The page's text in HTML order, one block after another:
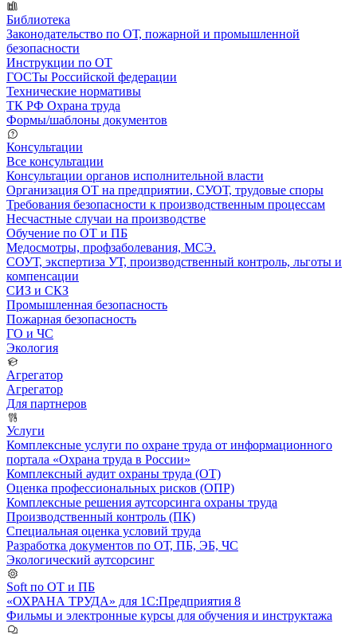
Библиотека
Законодательство по ОТ, пожарной и промышленной
безопасности
Инструкции по ОТ
ГОСТы Российской федерации
Технические нормативы
ТК РФ Охрана труда
Формы/шаблоны документов
Консультации
Все консультации
Консультации органов исполнительной власти
Организация ОТ на предприятии, СУОТ, трудовые споры
Требования безопасности к производственным процессам
Несчастные случаи на производстве
Обучение по ОТ и ПБ
Медосмотры, профзаболевания, МСЭ.
СОУТ, экспертиза УТ, производственный контроль, льготы и
компенсации
СИЗ и СКЗ
Промышленная безопасность
Пожарная безопасность
ГО и ЧС
Экология
Агрегатор
Агрегатор
Для партнеров
Услуги
Комплексные услуги по охране труда от информационного
портала «Охрана труда в России»
Комплексный аудит охраны труда (ОТ)
Оценка профессиональных рисков (ОПР)
Комплексные решения аутсорсинга охраны труда
Производственный контроль (ПК)
Специальная оценка условий труда
Разработка документов по ОТ, ПБ, ЭБ, ЧС
Экологический аутсорсинг
Soft по ОТ и ПБ
«ОХРАНА ТРУДА» для 1С:Предприятия 8
Фильмы и электронные курсы для обучения и инструктажа